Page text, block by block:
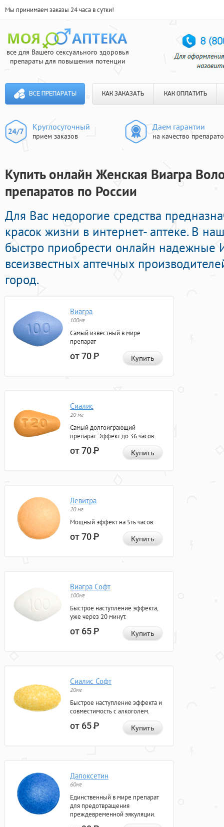
Мы принимаем заказы 24 часа в сутки!
все для Вашего сексуального здоровья
препараты для повышения потенции
ВСЕ ПРЕПАРАТЫ КАК ЗАКАЗАТЬ КАК ОПЛАТИТЬ
Круглосуточный
прием заказов
Даем гарантии
на качество
Купить онлайн Женская Виагра
препаратов по России
Для Вас недорогие средства
красок жизни в интернет- аптеке. В
быстро приобрести онлайн надежные
всеизвестных аптечных
город.
Виагра
100мг
Самый известный в мире
препарат
от 70Р Купить
Сиалис
20 мг
Самый долгоиграющий
препарат. Эффект до 36 часов.
от 70Р Купить
Левитра
20 мг
Мощный эффект на 5ть часов.
от 70Р Купить
Виагра Софт
100мг
Быстрое наступление эффекта,
уже через 20 минут.
от 65Р Купить
Сиалис Софт
20мг
Быстрое наступление эффекта и
совместимость с алкоголем.
от 65Р Купить
Дапоксетин
60мг
Единственный в мире препарат
для предотвращения
преждевременной эякуляции.